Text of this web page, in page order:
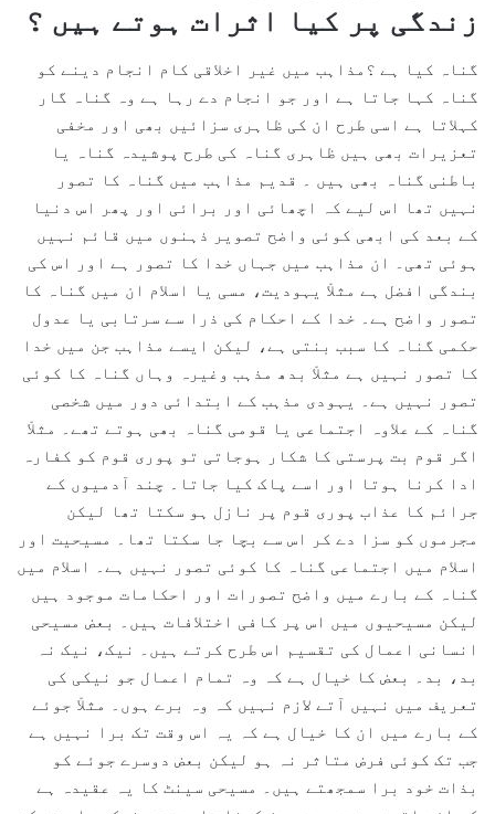
زندگی پر کیا اثرات ہوتے ہیں ؟
گناہ کیا ہے ؟مذاہب میں غیر اخلاقی کام انجام دینے کو
گناہ کہا جاتا ہے اور جو انجام دے رہا ہے وہ گناہ گار
کہلاتا ہے اسی طرح ان کی ظاہری سزائیں بھی اور مخفی
تعزیرات بھی ہیں ظاہری گناہ کی طرح پوشیدہ گناہ یا
باطنی گناہ بھی ہیں ۔ قدیم مذاہب میں گناہ کا تصور
نہیں تھا اس لیے کہ اچھائی اور برائی اور پھر اس دنیا
کے بعد کی ابھی کوئی واضح تصویر ذہنوں میں قائم نہیں
ہوئی تھی۔ ان مذاہب میں جہاں خدا کا تصور ہے اور اس کی
بندگی افضل ہے مثلاْ یہودیت، مسی یا اسلام ان میں گناہ کا
تصور واضح ہے۔ خدا کے احکام کی ذرا سے سرتابی یا عدول
حکمی گناہ کا سبب بنتی ہے، لیکن ایسے مذاہب جن میں خدا
کا تصور نہیں ہے مثلاْ بدھ مذہب وغیرہ وہاں گناہ کا کوئی
تصور نہیں ہے۔ یہودی مذہب کے ابتدائی دور میں شخصی
گناہ کے علاوہ اجتماعی یا قومی گناہ بھی ہوتے تھے۔ مثلاْ
اگر قوم بت پرستی کا شکار ہوجاتی تو پوری قوم کو کفارہ
ادا کرنا ہوتا اور اسے پاک کیا جاتا۔ چند آدمیوں کے
جرائم کا عذاب پوری قوم پر نازل ہو سکتا تھا لیکن
مجرموں کو سزا دے کر اس سے بچا جا سکتا تھا۔ مسیحیت اور
اسلام میں اجتماعی گناہ کا کوئی تصور نہیں ہے۔ اسلام میں
گناہ کے بارے میں واضح تصورات اور احکامات موجود ہیں
لیکن مسیحیوں میں اس پر کافی اختلافات ہیں۔ بعض مسیحی
انسانی اعمال کی تقسیم اس طرح کرتے ہیں۔ نیک، نیک نہ
بد، بد۔ بعض کا خیال ہے کہ وہ تمام اعمال جو نیکی کی
تعریف میں نہیں آتے لازم نہیں کہ وہ برے ہوں۔ مثلاْ جوئے
کے بارے میں ان کا خیال ہے کہ یہ اس وقت تک برا نہیں ہے
جب تک کوئی فرض متاثر نہ ہو لیکن بعض دوسرے جوئے کو
بذات خود برا سمجھتے ہیں۔ مسیحی سینٹ کا یہ عقیدہ ہے